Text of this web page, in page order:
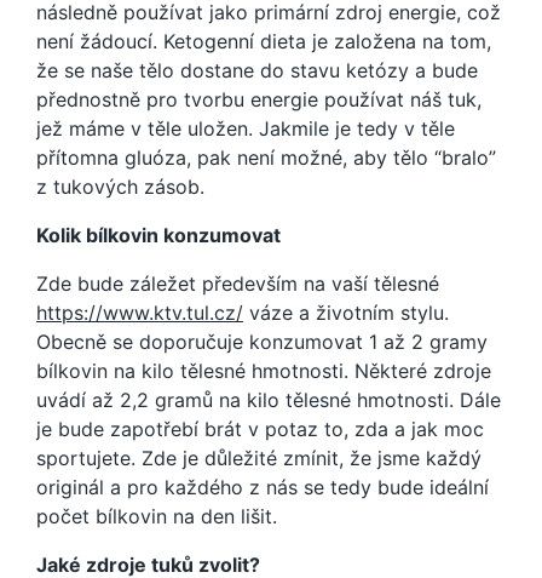
následně používat jako primární zdroj energie, což
není žádoucí. Ketogenní dieta je založena na tom,
že se naše tělo dostane do stavu ketózy a bude
přednostně pro tvorbu energie používat náš tuk,
jež máme v těle uložen. Jakmile je tedy v těle
přítomna gluóza, pak není možné, aby tělo “bralo”
z tukových zásob.
Kolik bílkovin konzumovat
Zde bude záležet především na vaší tělesné
https://www.ktv.tul.cz/ váze a životním stylu.
Obecně se doporučuje konzumovat 1 až 2 gramy
bílkovin na kilo tělesné hmotnosti. Některé zdroje
uvádí až 2,2 gramů na kilo tělesné hmotnosti. Dále
je bude zapotřebí brát v potaz to, zda a jak moc
sportujete. Zde je důležité zmínit, že jsme každý
originál a pro každého z nás se tedy bude ideální
počet bílkovin na den lišit.
Jaké zdroje tuků zvolit?